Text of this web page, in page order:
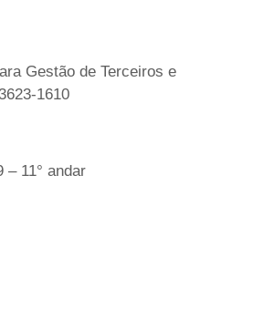
Gestão de Terceiros e
1610
– 11° andar